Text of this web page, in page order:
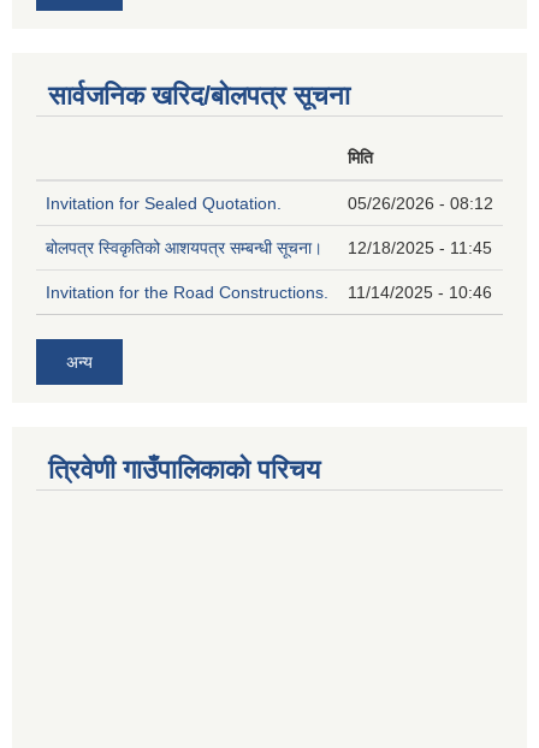
सार्वजनिक खरिद/बोलपत्र सूचना
मिति
Invitation for Sealed Quotation. 05/26/2026 - 08:12
बोलपत्र स्विकृतिको आशयपत्र सम्बन्धी सूचना। 12/18/2025 - 11:45
Invitation for the Road Constructions. 11/14/2025 - 10:46
अन्य
त्रिवेणी गाउँपालिकाको परिचय